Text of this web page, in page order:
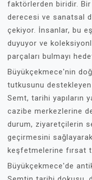
faktörlerden biridir.
derecesi ve sanatsal
çekiyor. İnsanlar, bu
duyuyor ve
parçaları bulmayı
Büyükçekmece'nin
tutkusunu destekleyen
Semt, tarihi yapıların
cazibe merkezlerine
durum, ziyaretçilerin
geçirmesini
keşfetmelerine fırsat
Büyükçekmece'de